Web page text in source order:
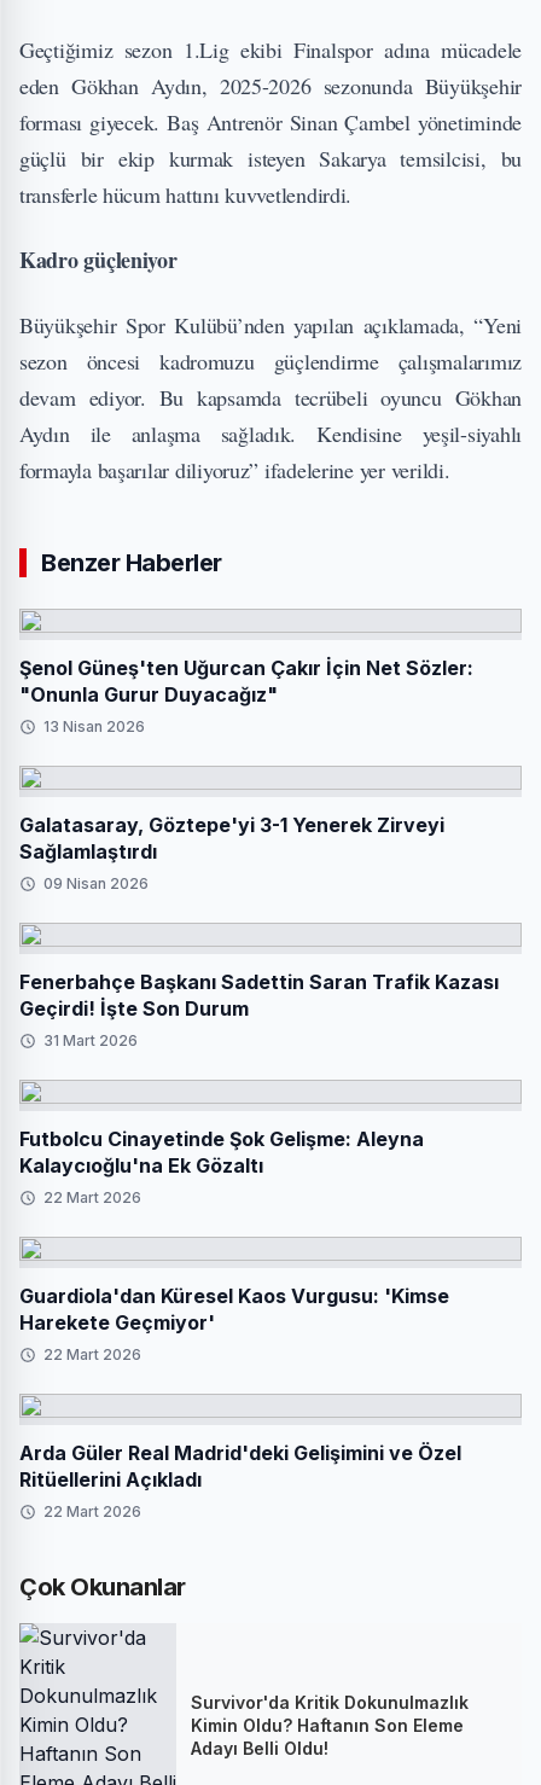
Geçtiğimiz sezon 1.Lig ekibi Finalspor adına mücadele
eden Gökhan Aydın, 2025-2026 sezonunda Büyükşehir
forması giyecek. Baş Antrenör Sinan Çambel yönetiminde
güçlü bir ekip kurmak isteyen Sakarya temsilcisi, bu
transferle hücum hattını kuvvetlendirdi.
Kadro güçleniyor
Büyükşehir Spor Kulübü’nden yapılan açıklamada, “Yeni
sezon öncesi kadromuzu güçlendirme çalışmalarımız
devam ediyor. Bu kapsamda tecrübeli oyuncu Gökhan
Aydın ile anlaşma sağladık. Kendisine yeşil-siyahlı
formayla başarılar diliyoruz” ifadelerine yer verildi.
Benzer Haberler
Şenol Güneş'ten Uğurcan Çakır İçin Net Sözler:
"Onunla Gurur Duyacağız"
13 Nisan 2026
Galatasaray, Göztepe'yi 3-1 Yenerek Zirveyi
Sağlamlaştırdı
09 Nisan 2026
Fenerbahçe Başkanı Sadettin Saran Trafik Kazası
Geçirdi! İşte Son Durum
31 Mart 2026
Futbolcu Cinayetinde Şok Gelişme: Aleyna
Kalaycıoğlu'na Ek Gözaltı
22 Mart 2026
Guardiola'dan Küresel Kaos Vurgusu: 'Kimse
Harekete Geçmiyor'
22 Mart 2026
Arda Güler Real Madrid'deki Gelişimini ve Özel
Ritüellerini Açıkladı
22 Mart 2026
Çok Okunanlar
Survivor'da Kritik Dokunulmazlık
Kimin Oldu? Haftanın Son Eleme
Adayı Belli Oldu!